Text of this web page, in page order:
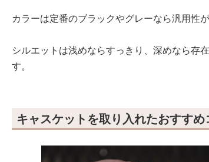
カラーは定番のブラックやグレーなら汎用性
シルエットは浅めならすっきり、深めなら存
す。
キャスケットを取り入れたおすすめ